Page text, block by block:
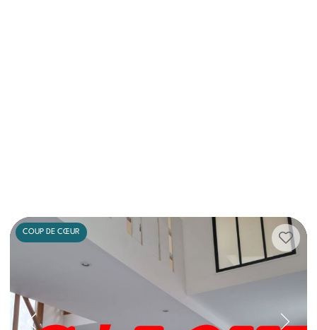
COUP DE CŒUR